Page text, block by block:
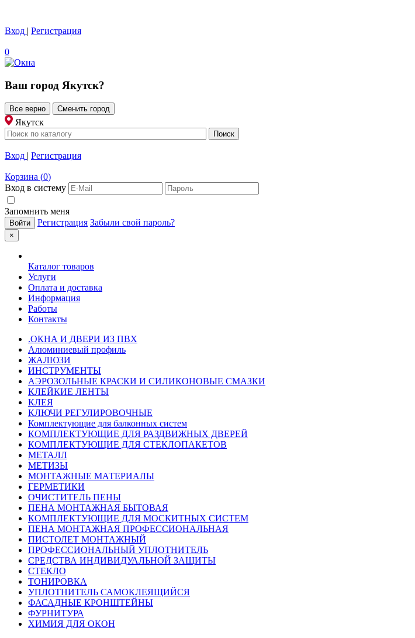
Вход | Регистрация
0
Ваш город Якутск?
Все верно Сменить город
Якутск
Вход | Регистрация
Корзина (0)
Вход в систему
Запомнить меня
Регистрация Забыли свой пароль?
×
Каталог товаров
Услуги
Оплата и доставка
Информация
Работы
Контакты
.ОКНА И ДВЕРИ ИЗ ПВХ
Алюминиевый профиль
ЖАЛЮЗИ
ИНСТРУМЕНТЫ
АЭРОЗОЛЬНЫЕ КРАСКИ И СИЛИКОНОВЫЕ СМАЗКИ
КЛЕЙКИЕ ЛЕНТЫ
КЛЕЯ
КЛЮЧИ РЕГУЛИРОВОЧНЫЕ
Комплектующие для балконных систем
КОМПЛЕКТУЮЩИЕ ДЛЯ РАЗДВИЖНЫХ ДВЕРЕЙ
КОМПЛЕКТУЮЩИЕ ДЛЯ СТЕКЛОПАКЕТОВ
МЕТАЛЛ
МЕТИЗЫ
МОНТАЖНЫЕ МАТЕРИАЛЫ
ГEPМЕТИКИ
ОЧИСТИТЕЛЬ ПЕНЫ
ПЕНА МОНТАЖНАЯ БЫТОВАЯ
КОМПЛЕКТУЮЩИЕ ДЛЯ МОСКИТНЫХ СИСТЕМ
ПЕНА МОНТАЖНАЯ ПРОФЕССИОНАЛЬНАЯ
ПИСТОЛЕТ МОНТАЖНЫЙ
ПРОФЕССИОНАЛЬНЫЙ УПЛОТНИТЕЛЬ
СРЕДСТВА ИНДИВИДУАЛЬНОЙ ЗАЩИТЫ
СТЕКЛО
ТОНИРОВКА
УПЛОТНИТЕЛЬ САМОКЛЕЯЩИЙСЯ
ФАСАДНЫЕ КРОНШТЕЙНЫ
ФУРНИТУРА
ХИМИЯ ДЛЯ ОКОН